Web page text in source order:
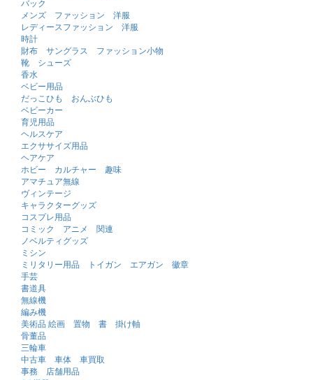
バック
メンズ ファッション 洋服
レディースファッション 洋服
時計
財布 サングラス ファッション小物
靴 シューズ
香水
ベビー用品
だっこひも おんぶひも
ベビーカー
育児用品
ヘルスケア
エクササイズ用品
ヘアケア
ホビー カルチャー 趣味
アマチュア無線
ヴィンテージ
キャラクターグッズ
コスプレ用品
コミック アニメ 関連
ノベルティグッズ
ミシン
ミリタリー用品 トイガン エアガン 徽章
手芸
書道具
無線機
編み機
美術品 絵画 置物 書 掛け軸
骨董品
三輪車
中古車 車体 車買取
事務 店舗用品